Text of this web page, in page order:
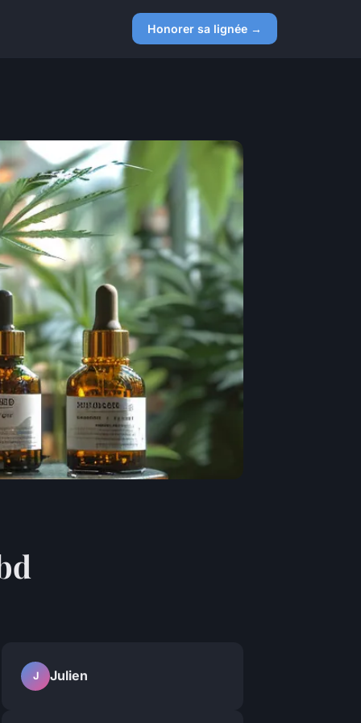
Honorer sa lignée →
J Julien